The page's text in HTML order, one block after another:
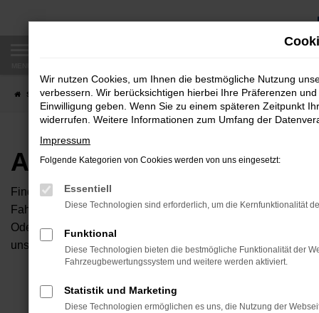
Zum
Startseite Fahrzeugangebote Autobörse
Autobörse
Finden Sie Ihren neuen Traumwagen bei uns. Dafür haben
Fahrzeuge an, die bei uns auf dem Hof stehen. Dann
Oder Sie klicken auf den Button Autobörse und Sie haben
unserem Händlernetzwerk. Diese Fahrzeuge können wir
Wir nutzen Cookies, um Ihnen die bestmögliche Nutzung
verbessern. Wir berücksichtigen hierbei Ihre Präferenzen
Einwilligung geben. Wenn Sie zu einem späteren Zeitpunkt
widerrufen. Weitere Informationen zum Umfang der
Impressum
Folgende Kategorien von Cookies werden von uns eingesetzt:
Essentiell
Diese Technologien sind erforderlich, um die Kernfunktionalität
Funktional
Diese Technologien bieten die bestmögliche Funktionalität der
Fahrzeugbewertungssystem und weitere werden aktiviert.
Statistik und Marketing
Diese Technologien ermöglichen es uns, die Nutzung der